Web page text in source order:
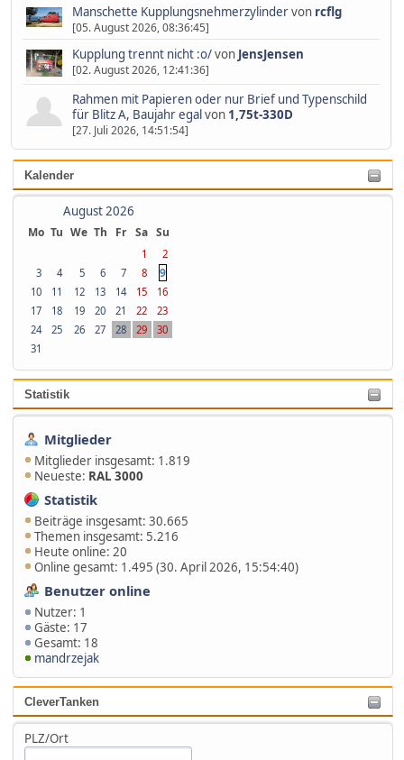
Manschette Kupplungsnehmerzylindervon rcflg
[05. August 2026, 08:36:45]
Kupplung trennt nicht :o/von JensJensen
[02. August 2026, 12:41:36]
Rahmen mit Papieren oder nur Brief und Typenschild
für Blitz A, Baujahr egalvon 1,75t-330D
[27. Juli 2026, 14:51:54]
Kalender
August 2026
Mo Tu We Th Fr Sa Su
1
2
3
4 5 6 7 8 9
10 11 12 13 14 15
16
17
18 19 20 21 22
23
24
25 26 27 28 29
30
31
Statistik
Mitglieder
Mitglieder insgesamt: 1.819
Neueste: RAL 3000
Statistik
Beiträge insgesamt: 30.665
Themen insgesamt: 5.216
Heute online: 20
Online gesamt: 1.495 (30. April 2026, 15:54:40)
Benutzer online
Nutzer: 1
Gäste: 17
Gesamt: 18
mandrzejak
CleverTanken
PLZ/Ort